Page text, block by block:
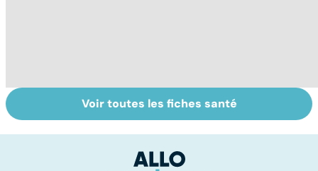
Les agrumes et
leurs bienfaits
Le magnésium,
un oligo-élément
Voir toutes les fiches santé